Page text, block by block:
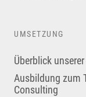
UMSETZUNG
Überblick
Ausbildung zum
Consulting